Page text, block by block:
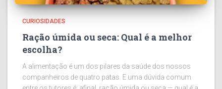
CURIOSIDADES
Ração úmida ou seca: Qual é a melhor
escolha?
A alimentação é um dos pilares da saúde dos nossos
companheiros de quatro patas. E uma dúvida comum